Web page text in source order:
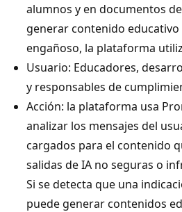
alumnos y en documentos
generar contenido
engañoso, la plataforma
Usuario: Educadores,
y responsables de
Acción: la plataforma usa
analizar los mensajes del
cargados para el contenido
salidas de IA no seguras o
Si se detecta que una
puede generar contenidos